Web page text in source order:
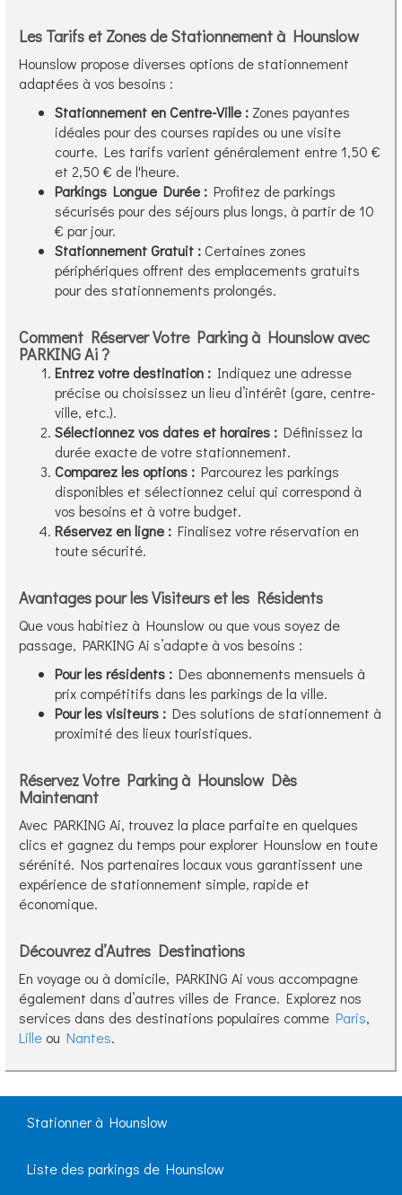
Les Tarifs et Zones de Stationnement à Hounslow
Hounslow propose diverses options de stationnement
adaptées à vos besoins :
Stationnement en Centre-Ville : Zones payantes
idéales pour des courses rapides ou une visite
courte. Les tarifs varient généralement entre 1,50 €
et 2,50 € de l'heure.
Parkings Longue Durée : Profitez de parkings
sécurisés pour des séjours plus longs, à partir de 10
€ par jour.
Stationnement Gratuit :Certaines zones
périphériques offrent des emplacements gratuits
pour des stationnements prolongés.
Comment Réserver Votre Parking à Hounslow avec
PARKING Ai ?
Entrez votre destination : Indiquez une adresse
précise ou choisissez un lieu d’intérêt (gare, centre-
ville, etc.).
Sélectionnez vos dates et horaires : Définissez la
durée exacte de votre stationnement.
Comparez les options : Parcourez les parkings
disponibles et sélectionnez celui qui correspond à
vos besoins et à votre budget.
Réservez en ligne : Finalisez votre réservation en
toute sécurité.
Avantages pour les Visiteurs et les Résidents
Que vous habitiez à Hounslow ou que vous soyez de
passage, PARKING Ai s’adapte à vos besoins :
Pour les résidents : Des abonnements mensuels à
prix compétitifs dans les parkings de la ville.
Pour les visiteurs : Des solutions de stationnement à
proximité des lieux touristiques.
Réservez Votre Parking à Hounslow Dès
Maintenant
Avec PARKING Ai, trouvez la place parfaite en quelques
clics et gagnez du temps pour explorer Hounslow en toute
sérénité. Nos partenaires locaux vous garantissent une
expérience de stationnement simple, rapide et
économique.
Découvrez d’Autres Destinations
En voyage ou à domicile, PARKING Ai vous accompagne
également dans d’autres villes de France. Explorez nos
services dans des destinations populaires comme Paris,
Lille ou Nantes.
Stationner à Hounslow
Liste des parkings de Hounslow